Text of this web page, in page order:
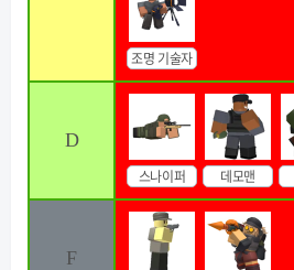
조명 기술자
D
스나이퍼 데모맨
F